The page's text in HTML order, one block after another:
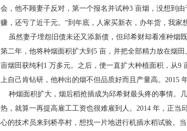
会，他不顾妻子反对，第一个报名并试种3 亩烟，没想到
赚，还亏了近千元。“到年底， 人家买新衣，办年货，我家
虽然妻子埋怨旧债未还又添新债，但邱希财却看准种烟
第二年，他将种烟面积扩大到5 亩，并把全部精力放在烟
亩烟田获纯利1 万多元。之 后，便一直扩大种植面积，从9
上自己肯钻研，他种出的烟不但品质好而且产量高。2015
种烟面积扩大，烟后稻抢插成为邱希财最头疼的事情。
热，就算一再提高雇工工资也很难雇到 人。2014 年，正当
心的技术员来到桥亭村，想找一片地进行机插水稻试验。